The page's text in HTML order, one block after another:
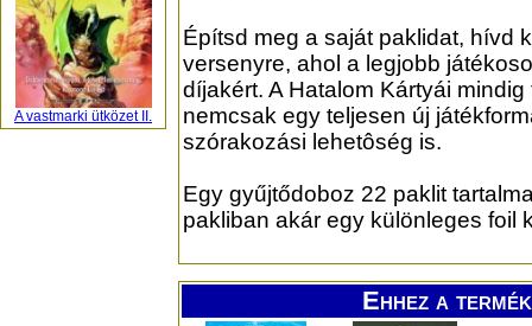
A vastmarki ütközet II.
Építsd meg a saját paklidat, hívd
versenyre, ahol a legjobb
díjakért. A Hatalom Kártyái
nemcsak egy teljesen új
szórakozási lehetôség is.
Egy gyűjtődoboz 22 paklit
pakliban akár egy különleges foil
Ehhez a